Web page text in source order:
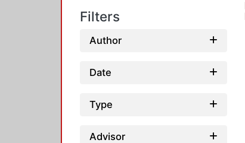
Filters
Author
Date
Type
Advisor